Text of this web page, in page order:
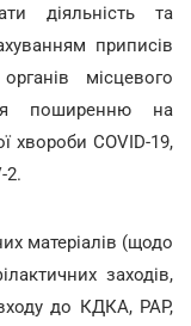
діяльність та
приписів
місцевого
поширенню на
хвороби COVID-19,
2.
матеріалів (щодо
заходів,
до КДКА, РАР,